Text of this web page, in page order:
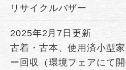
リサイクルバザー
2025年2月7日更新
古着・古本、使用済小型
ー回収（環境フェアにて開